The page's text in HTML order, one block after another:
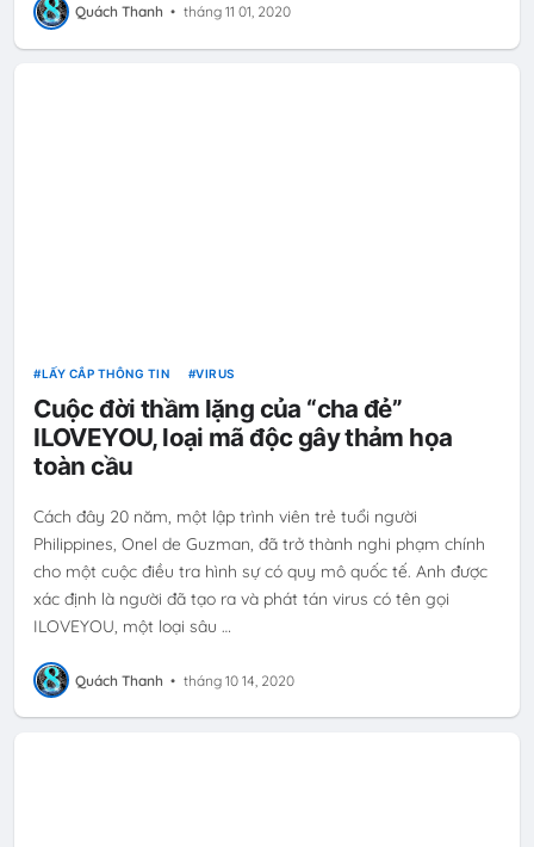
Quách Thanh • tháng 11 01, 2020
LẤY CẮP THÔNG TIN VIRUS
Cuộc đời thầm lặng của “cha đẻ”
ILOVEYOU, loại mã độc gây thảm họa
toàn cầu
Cách đây 20 năm, một lập trình viên trẻ tuổi người
Philippines, Onel de Guzman, đã trở thành nghi phạm chính
cho một cuộc điều tra hình sự có quy mô quốc tế. Anh được
xác định là người đã tạo ra và phát tán virus có tên gọi
ILOVEYOU, một loại sâu …
Quách Thanh • tháng 10 14, 2020